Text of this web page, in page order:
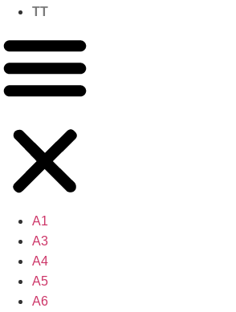
TT
A1
A3
A4
A5
A6